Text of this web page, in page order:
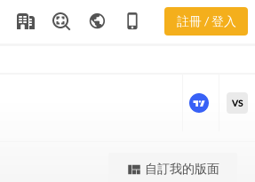
public phone_iphone 註冊 / 登入
FL 股價K線
更強大的進階價量圖表
VS
view_quilt 自訂我的版面